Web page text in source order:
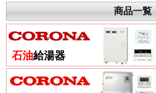
商品一覧
石油給湯器